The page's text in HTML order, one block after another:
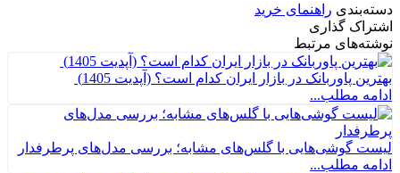
دسته‌بندی راهنمای خرید
اشتراک گذاری
نوشته‌های مرتبط
بهترین پاوربانک در بازار ایران کدام است؟ (آپدیت 1405)
ادامه مطلب...
لیست گوشی‌هایی با گلس‌های مشابه؛ بررسی مدل‌های پرطرفدار
ادامه مطلب...